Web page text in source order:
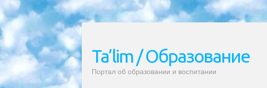
Ta’lim / Образование
Портал об образовании и воспитании